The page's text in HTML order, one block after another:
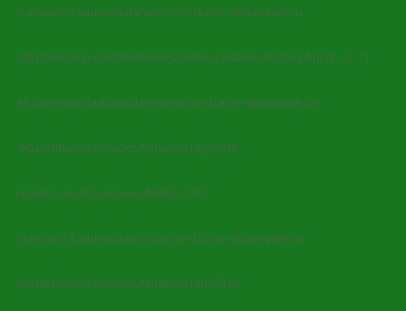
/var/www/fastuser/data/www/xn--l1a.xn--80aaxuneh.xn-
-80adxhks/wp-content/themes/metro-creativex/footer.php(7): _('', '')
#1 /var/www/fastuser/data/www/xn--l1a.xn--80aaxuneh.xn-
-80adxhks/wp-includes/template.php(770):
require_once('/var/www/fastus...') #2
/var/www/fastuser/data/www/xn--l1a.xn--80aaxuneh.xn-
-80adxhks/wp-includes/template.php(716):